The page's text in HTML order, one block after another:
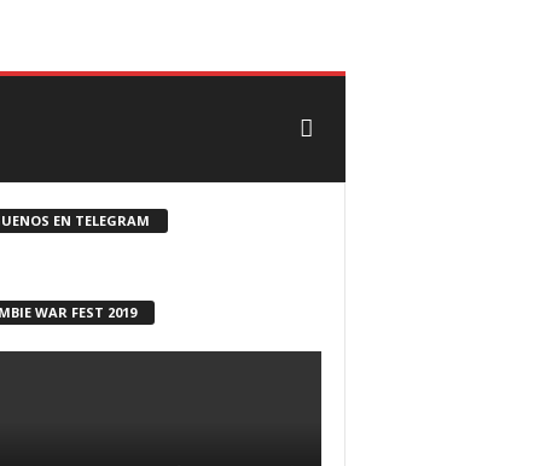
EN TELEGRAM
WAR FEST 2019